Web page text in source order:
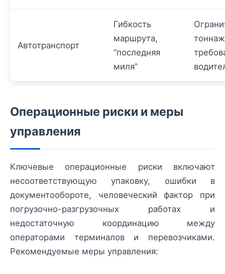
Автотранспорт
Гибкость
маршрута,
“последняя
миля”
Операционные риски и меры
управления
Ключевые операционные риски включают
несоответствующую упаковку, ошибки в
документообороте, человеческий фактор при
погрузочно-разгрузочных работах и
недостаточную координацию между
операторами терминалов и перевозчиками.
Рекомендуемые меры управления: